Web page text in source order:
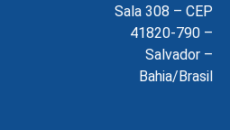
Sala 308 – CEP
41820-790 –
Salvador –
Bahia/Brasil